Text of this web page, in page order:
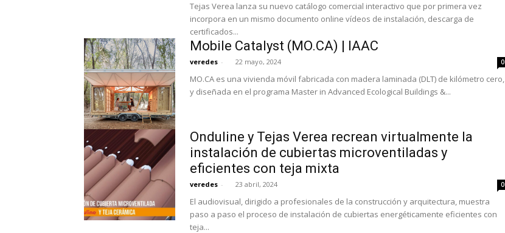
Tejas Verea lanza su nuevo catálogo comercial interactivo que por primera vez
incorpora en un mismo documento online vídeos de instalación, descarga de
certificados...
Mobile Catalyst (MO.CA) | IAAC
veredes - 22 mayo, 2024 0
MO.CA es una vivienda móvil fabricada con madera laminada (DLT) de kilómetro cero,
y diseñada en el programa Master in Advanced Ecological Buildings &...
Onduline y Tejas Verea recrean virtualmente la
instalación de cubiertas microventiladas y
eficientes con teja mixta
veredes - 23 abril, 2024 0
El audiovisual, dirigido a profesionales de la construcción y arquitectura, muestra
paso a paso el proceso de instalación de cubiertas energéticamente eficientes con
teja...